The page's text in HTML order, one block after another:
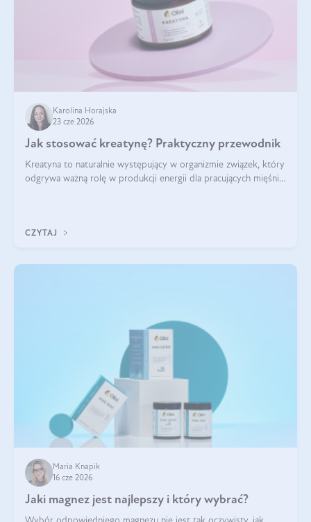
Karolina Horajska
23 cze 2026
Jak stosować kreatynę? Praktyczny przewodnik
Kreatyna to naturalnie występujący w organizmie związek, który
odgrywa ważną rolę w produkcji energii dla pracujących mięśni.
CZYTAJ
Maria Knapik
16 cze 2026
Jaki magnez jest najlepszy i który wybrać?